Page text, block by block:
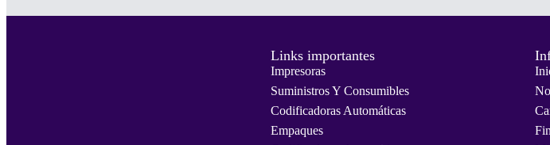
Links importantes
Impresoras
Suministros Y Consumibles
Codificadoras Automáticas
Empaques